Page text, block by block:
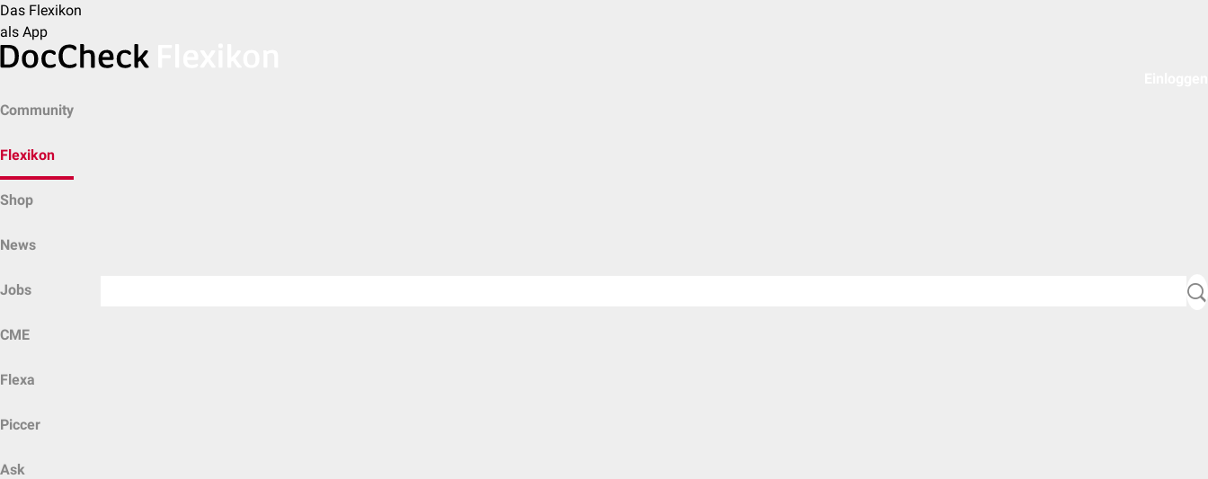
Das Flexikon
als App
Community
Flexikon
Shop
News
Jobs
CME
Flexa
Piccer
Ask